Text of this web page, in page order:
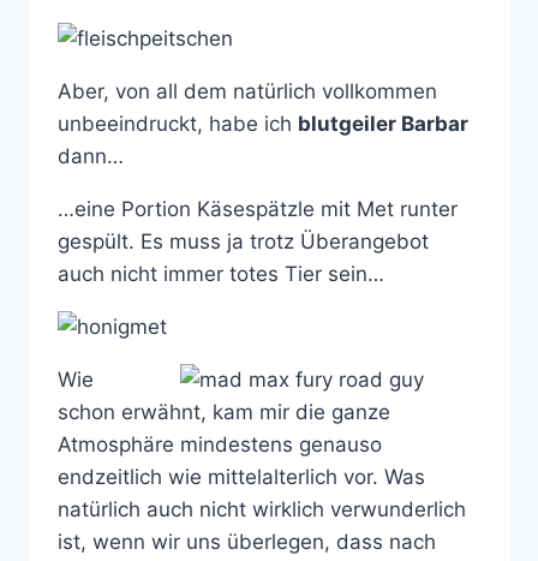
Aber, von all dem natürlich vollkommen
unbeeindruckt, habe ich blutgeiler Barbar
dann…
…eine Portion Käsespätzle mit Met runter
gespült. Es muss ja trotz Überangebot
auch nicht immer totes Tier sein…
Wie
schon erwähnt, kam mir die ganze
Atmosphäre mindestens genauso
endzeitlich wie mittelalterlich vor. Was
natürlich auch nicht wirklich verwunderlich
ist, wenn wir uns überlegen, dass nach